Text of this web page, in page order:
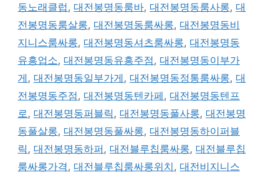
동노래클럽 , 대전봉명동룸바, 대전봉명동룸사롱, 대
전봉명동룸살롱, 대전봉명동룸싸롱, 대전봉명동비
지니스룸싸롱, 대전봉명동셔츠룸싸롱, 대전봉명동
유흥업소, 대전봉명동유흥주점 , 대전봉명동이부가
게 , 대전봉명동일부가게 , 대전봉명동정통룸싸롱, 대
전봉명동주점 , 대전봉명동텐카페 , 대전봉명동텐프
로 , 대전봉명동퍼블릭 , 대전봉명동풀사롱, 대전봉명
동풀살롱, 대전봉명동풀싸롱, 대전봉명동하이퍼블
릭 , 대전봉명동하퍼 , 대전블루칩룸싸롱, 대전블루칩
룸싸롱가격 , 대전블루칩룸싸롱위치 , 대전비지니스